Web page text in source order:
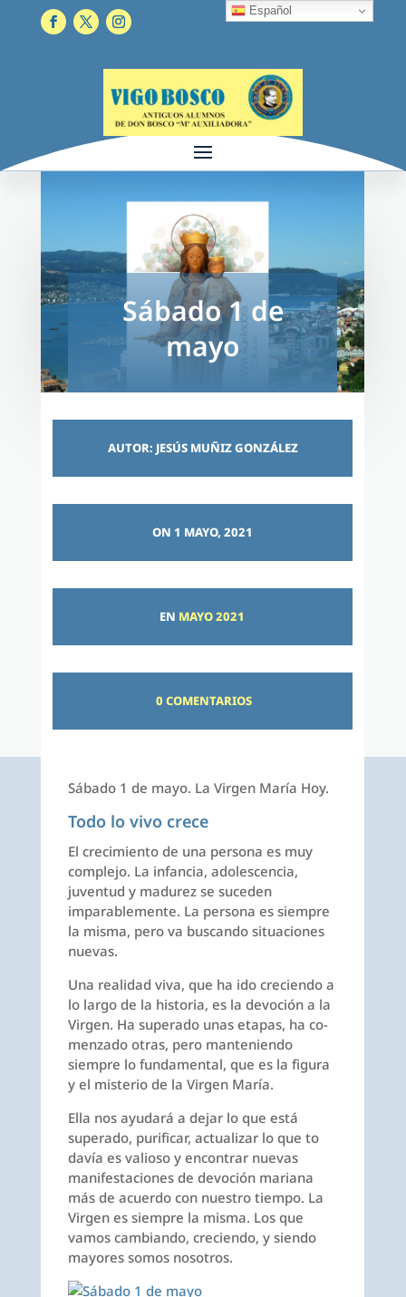
Sábado 1 de
mayo
AUTOR: JESÚS MUÑIZ GONZÁLEZ
ON 1 MAYO, 2021
EN MAYO 2021
0 COMENTARIOS
Sábado 1 de mayo. La Virgen María Hoy.
Todo lo vivo crece
El crecimiento de una persona es muy
complejo. La infancia, adolescencia,
juven­tud y madurez se suceden
imparablemente. La persona es siempre
la misma, pero va buscando situaciones
nuevas.
Una realidad viva, que ha ido creciendo a
lo largo de la historia, es la devoción a la
Virgen. Ha superado unas etapas, ha co­
menzado otras, pero manteniendo
siempre lo fundamental, que es la figura
y el miste­rio de la Virgen María.
Ella nos ayudará a dejar lo que está
superado, purificar, actualizar lo que to
davía es valioso y encontrar nuevas
mani­festaciones de devoción mariana
más de acuerdo con nuestro tiempo. La
Virgen es siempre la misma. Los que
vamos cambiando, creciendo, y siendo
mayores somos nosotros.
Español